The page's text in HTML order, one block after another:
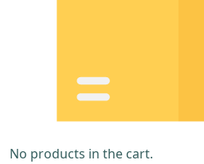
No products in the cart.